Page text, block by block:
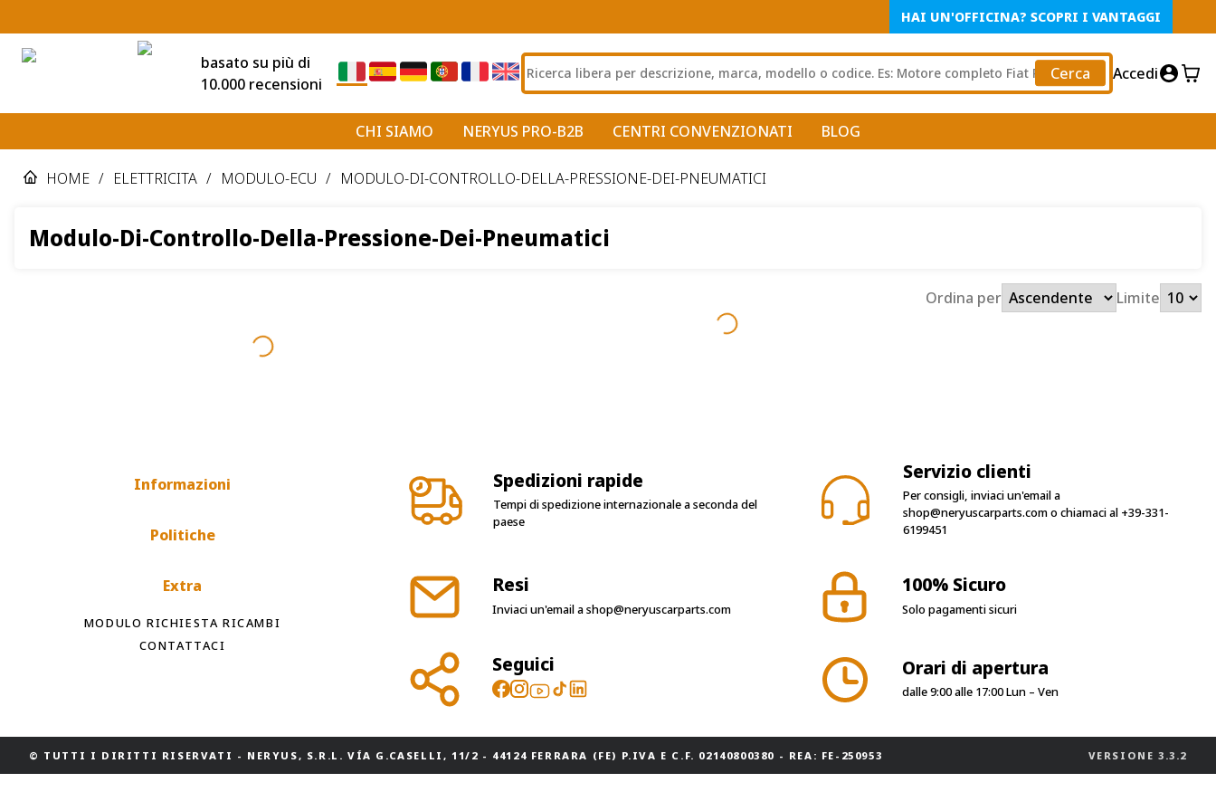
HAI UN'OFFICINA? SCOPRI I VANTAGGI
basato su più di
10.000 recensioni
Cerca Accedi
CHI SIAMO NERYUS PRO-B2B CENTRI CONVENZIONATI BLOG
HOME / ELETTRICITA / MODULO-ECU / MODULO-DI-CONTROLLO-DELLA-PRESSIONE-DEI-PNEUMATICI
Modulo-Di-Controllo-Della-Pressione-Dei-Pneumatici
Ordina per Limite
Informazioni
Politiche
Extra
MODULO RICHIESTA RICAMBI
CONTATTACI
Spedizioni rapide
Tempi di spedizione internazionale a seconda del
paese
Servizio clienti
Per consigli, inviaci un'email a
shop@neryuscarparts.como chiamaci al +39-331-
6199451
Resi
Inviaci un'email ashop@neryuscarparts.com
100% Sicuro
Solo pagamenti sicuri
Seguici Orari di apertura
dalle 9:00 alle 17:00 Lun – Ven
© TUTTI I DIRITTI RISERVATI - NERYUS, S.R.L. VÍA G.CASELLI, 11/2 - 44124 FERRARA (FE) P.IVA E C.F. 02140800380 - REA: FE-250953 VERSIONE 3.3.2